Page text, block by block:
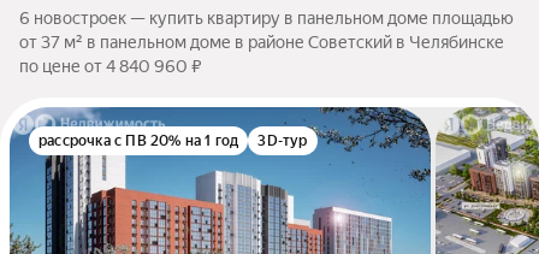
6 новостроек — купить квартиру в панельном доме площадью
от 37 м² в панельном доме в районе Советский в Челябинске
по цене от 4 840 960 ₽
рассрочка с ПВ 20% на 1 год 3D-тур